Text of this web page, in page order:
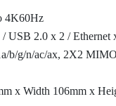
4K60Hz
USB 2.0 x 2 / Ethernet
b/g/n/ac/ax, 2X2 MIMO
x Width 106mm x